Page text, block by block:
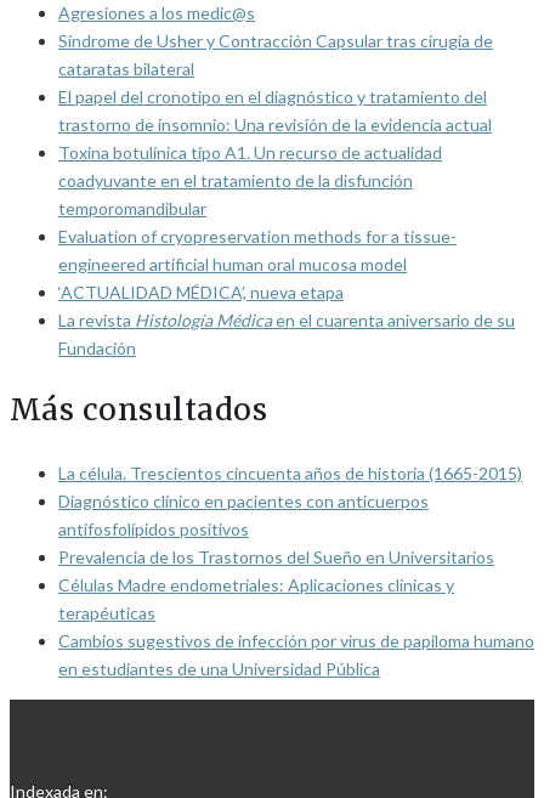
Agresiones a los medic@s
Síndrome de Usher y Contracción Capsular tras cirugía de
cataratas bilateral
El papel del cronotipo en el diagnóstico y tratamiento del
trastorno de insomnio: Una revisión de la evidencia actual
Toxina botulínica tipo A1. Un recurso de actualidad
coadyuvante en el tratamiento de la disfunción
temporomandibular
Evaluation of cryopreservation methods for a tissue-
engineered artificial human oral mucosa model
‘ACTUALIDAD MÉDICA’, nueva etapa
La revista Histología Médicaen el cuarenta aniversario de su
Fundación
Más consultados
La célula. Trescientos cincuenta años de historia (1665-2015)
Diagnóstico clínico en pacientes con anticuerpos
antifosfolípidos positivos
Prevalencia de los Trastornos del Sueño en Universitarios
Células Madre endometriales: Aplicaciones clínicas y
terapéuticas
Cambios sugestivos de infección por virus de papiloma humano
en estudiantes de una Universidad Pública
Indexada en: